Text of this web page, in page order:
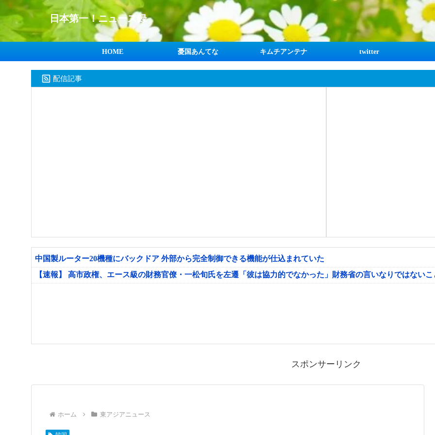
日本第一！ニュース録
HOME 憂国あんてな キムチアンテナ twitter
配信記事
中国製ルーター20機種にバックドア 外部から完全制御できる機能が仕込まれていた
【速報】 高市政権、エース級の財務官僚・一松旬氏を左遷「彼は協力的でなかった」財務省の言いなりではない
スポンサーリンク
ホーム 東アジアニュース